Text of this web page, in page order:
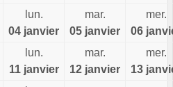
lun.
04 janvier
mar.
05 janvier
mer.
06
lun.
11 janvier
mar.
12 janvier
mer.
13